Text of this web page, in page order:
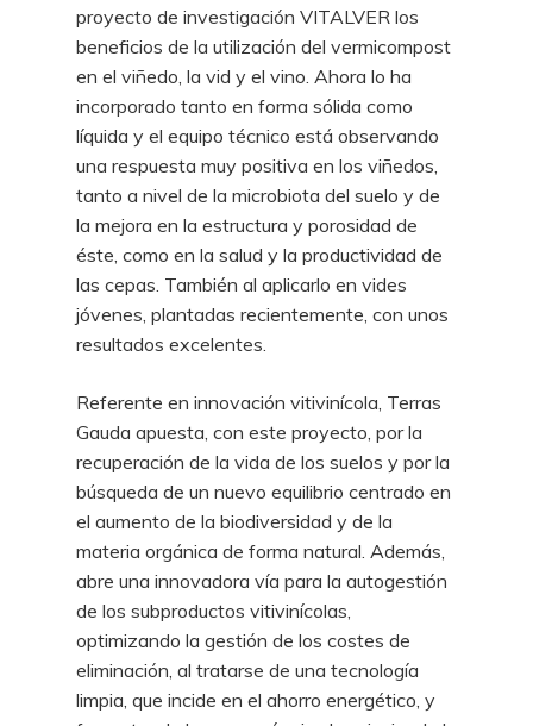
proyecto de investigación VITALVER los
beneficios de la utilización del vermicompost
en el viñedo, la vid y el vino. Ahora lo ha
incorporado tanto en forma sólida como
líquida y el equipo técnico está observando
una respuesta muy positiva en los viñedos,
tanto a nivel de la microbiota del suelo y de
la mejora en la estructura y porosidad de
éste, como en la salud y la productividad de
las cepas. También al aplicarlo en vides
jóvenes, plantadas recientemente, con unos
resultados excelentes.
Referente en innovación vitivinícola, Terras
Gauda apuesta, con este proyecto, por la
recuperación de la vida de los suelos y por la
búsqueda de un nuevo equilibrio centrado en
el aumento de la biodiversidad y de la
materia orgánica de forma natural. Además,
abre una innovadora vía para la autogestión
de los subproductos vitivinícolas,
optimizando la gestión de los costes de
eliminación, al tratarse de una tecnología
limpia, que incide en el ahorro energético, y